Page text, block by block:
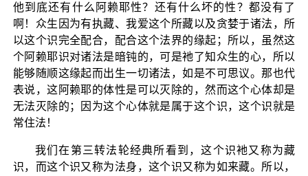
他到底还有什么阿赖耶性？还有什么坏的性？都没有了
啊！众生因为有执藏、我爱这个所藏以及贪婪于诸法，所
以这个识完全配合，配合这个法界的缘起；所以，虽然这
个阿赖耶识对诸法是暗钝的，可是衪了知众生的心，所以
能够随顺这缘起而出生一切诸法，如是不可思议。那也代
表说，这阿赖耶的体性是可以灭除的，然而这个心体却是
无法灭除的；因为这个心体就是属于这个识，这个识就是
常住法！
我们在第三转法轮经典所看到，这个识衪又称为藏
识，而这个识又称为法身，这个识又称为如来藏。所以，